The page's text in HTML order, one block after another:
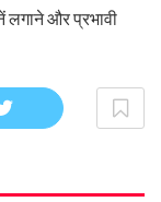
लगाने और प्रभावी